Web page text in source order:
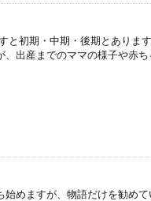
と初期・中期・後期とありま
出産までのママの様子や赤
めますが、物語だけを勧め